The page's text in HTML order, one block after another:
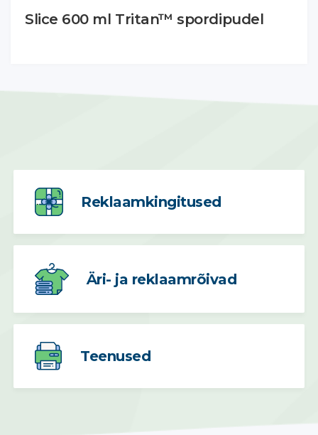
Slice 600 ml Tritan™ spordipudel
Reklaamkingitused
Äri- ja reklaamrõivad
Teenused